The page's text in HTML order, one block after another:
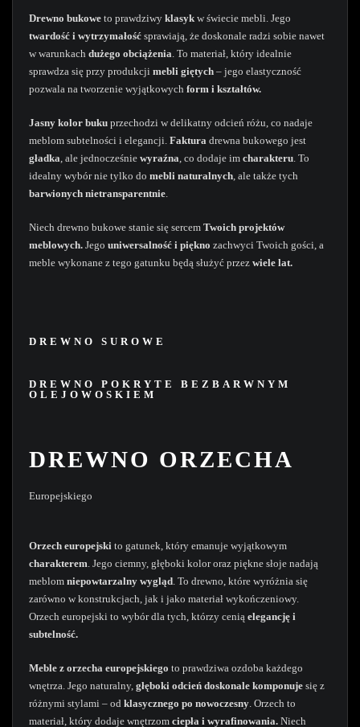
Drewno bukowe to prawdziwy klasyk w świecie mebli. Jego
twardość i wytrzymałość sprawiają, że doskonale radzi sobie nawet
w warunkach dużego obciążenia. To materiał, który idealnie
sprawdza się przy produkcji mebli giętych – jego elastyczność
pozwala na tworzenie wyjątkowych form i kształtów.
Jasny kolor buku przechodzi w delikatny odcień różu, co nadaje
meblom subtelności i elegancji. Faktura drewna bukowego jest
gładka, ale jednocześnie wyraźna, co dodaje im charakteru. To
idealny wybór nie tylko do mebli naturalnych, ale także tych
barwionych nietransparentnie.
Niech drewno bukowe stanie się sercem Twoich projektów
meblowych. Jego uniwersalność i piękno zachwyci Twoich gości, a
meble wykonane z tego gatunku będą służyć przez wiele lat.
DREWNO SUROWE
DREWNO POKRYTE BEZBARWNYM
OLEJOWOSKIEM
DREWNO ORZECHA
Europejskiego
Orzech europejski to gatunek, który emanuje wyjątkowym
charakterem. Jego ciemny, głęboki kolor oraz piękne słoje nadają
meblom niepowtarzalny wygląd. To drewno, które wyróżnia się
zarówno w konstrukcjach, jak i jako materiał wykończeniowy.
Orzech europejski to wybór dla tych, którzy cenią elegancję i
subtelność.
Meble z orzecha europejskiego to prawdziwa ozdoba każdego
wnętrza. Jego naturalny, głęboki odcień doskonale komponuje się z
różnymi stylami – od klasycznego po nowoczesny. Orzech to
materiał, który dodaje wnętrzom ciepła i wyrafinowania. Niech